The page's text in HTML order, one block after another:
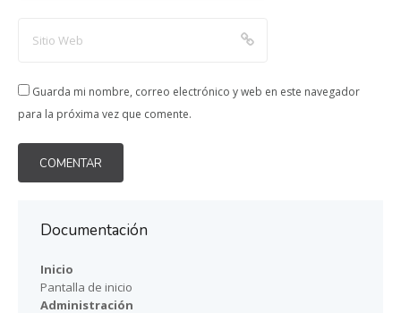
Guarda mi nombre, correo electrónico y web en este navegador
para la próxima vez que comente.
Documentación
Inicio
Pantalla de inicio
Administración